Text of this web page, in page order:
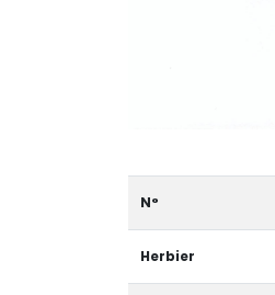
N°
Herbier